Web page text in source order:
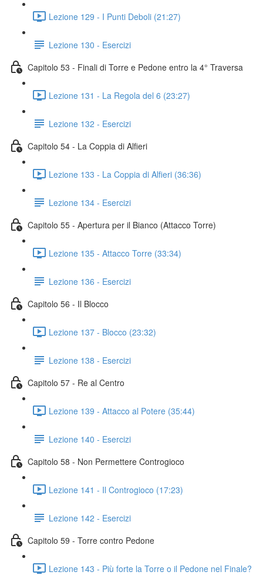
Lezione 129 - I Punti Deboli (21:27)
Lezione 130 - Esercizi
Capitolo 53 - Finali di Torre e Pedone entro la 4° Traversa
Lezione 131 - La Regola del 6 (23:27)
Lezione 132 - Esercizi
Capitolo 54 - La Coppia di Alfieri
Lezione 133 - La Coppia di Alfieri (36:36)
Lezione 134 - Esercizi
Capitolo 55 - Apertura per il Bianco (Attacco Torre)
Lezione 135 - Attacco Torre (33:34)
Lezione 136 - Esercizi
Capitolo 56 - Il Blocco
Lezione 137 - Blocco (23:32)
Lezione 138 - Esercizi
Capitolo 57 - Re al Centro
Lezione 139 - Attacco al Potere (35:44)
Lezione 140 - Esercizi
Capitolo 58 - Non Permettere Controgioco
Lezione 141 - Il Controgioco (17:23)
Lezione 142 - Esercizi
Capitolo 59 - Torre contro Pedone
Lezione 143 - Più forte la Torre o il Pedone nel Finale?